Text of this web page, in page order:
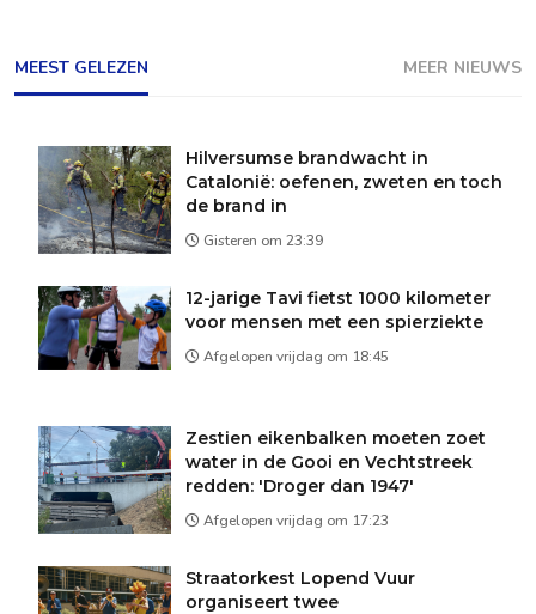
MEEST GELEZEN MEER NIEUWS
Hilversumse brandwacht in
Catalonië: oefenen, zweten en toch
de brand in
Gisteren om 23:39
12-jarige Tavi fietst 1000 kilometer
voor mensen met een spierziekte
Afgelopen vrijdag om 18:45
Zestien eikenbalken moeten zoet
water in de Gooi en Vechtstreek
redden: 'Droger dan 1947'
Afgelopen vrijdag om 17:23
Straatorkest Lopend Vuur
organiseert twee